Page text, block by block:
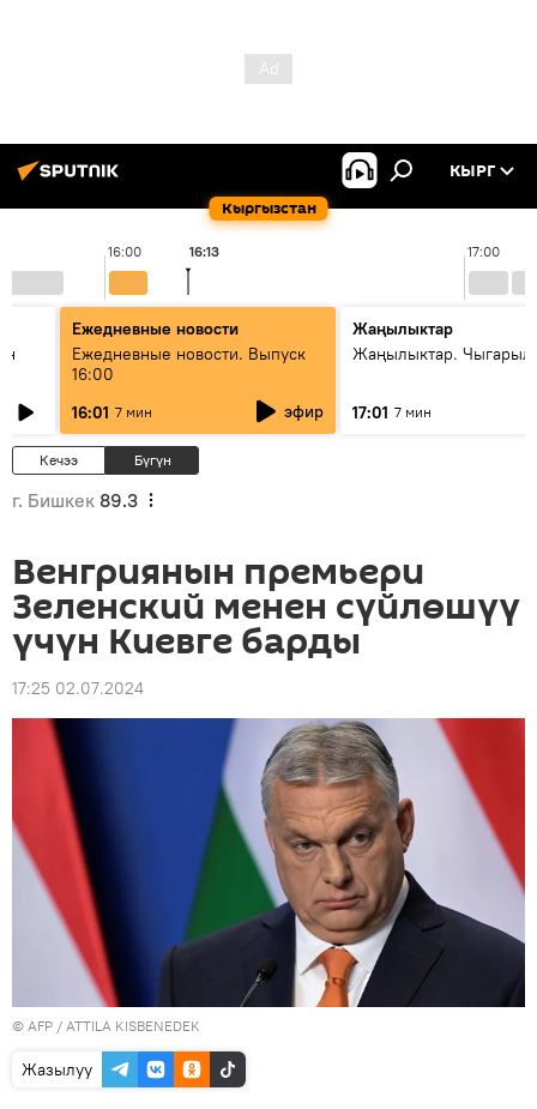
Кыргызстан
КЫРГ
16:00 17:00
16:13
Ежедневные новости
Ежедневные новости. Выпуск
16:00
16:01 7 мин эфир
Жаңылыктар
Жаңылыктар.
17:01 7 мин
Кечээ Бүгүн
г. Бишкек 89.3
Венгриянын премьери
Зеленский менен сүйлөшүү
үчүн Киевге барды
17:25 02.07.2024
© AFP / ATTILA KISBENEDEK
Жазылуу